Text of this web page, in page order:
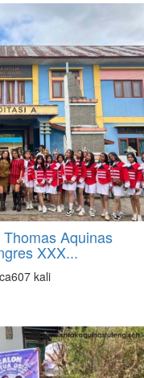
Aquinas
XXX...
kali